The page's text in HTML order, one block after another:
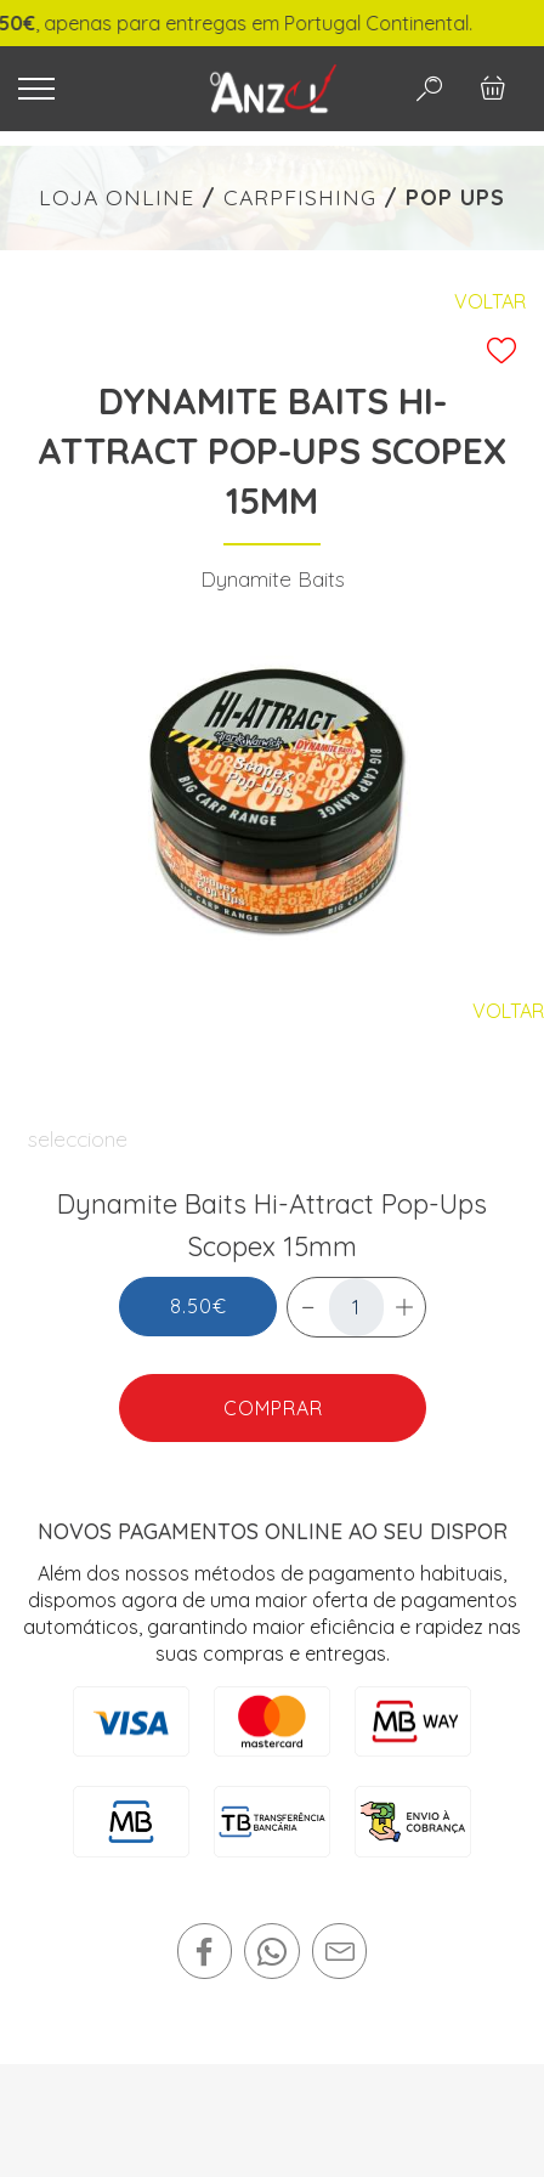
O QUE PROCURA?
PESQUISAR
para entregas em Portugal Continental.
LOJA ONLINE / CARPFISHING / POP UPS
VOLTAR
DYNAMITE BAITS HI-
ATTRACT POP-UPS SCOPEX
15MM
Dynamite Baits
VOLTAR
seleccione
Dynamite Baits Hi-Attract Pop-Ups
Scopex 15mm
8.50€
COMPRAR
NOVOS PAGAMENTOS ONLINE AO SEU DISPOR
Além dos nossos métodos de pagamento habituais,
dispomos agora de uma maior oferta de pagamentos
automáticos, garantindo maior eficiência e rapidez nas
suas compras e entregas.